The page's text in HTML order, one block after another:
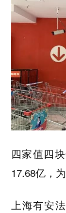
四家值四
17.68亿，
上海有安